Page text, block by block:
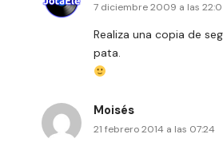
7 diciembre 2009 a las
Realiza una copia de
pata.
Moisés
21 febrero 2014 a las 07:24